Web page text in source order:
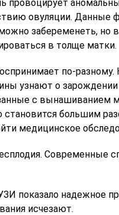
провоцирует
овуляции. Данные
забеременеть, но
в толще матки.
по-разному.
узнают о
с вынашиванием
становится большим
медицинское
показало надежное
исчезают.